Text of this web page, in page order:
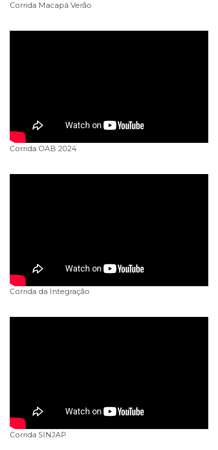
Corrida Macapá Verão
Corrida OAB 2024
Corrida da Integração
Corrida SINJAP